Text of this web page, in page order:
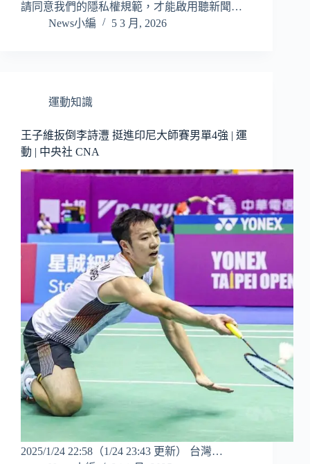
請同意我們的隱私權規範，才能啟用聽新聞…
News小編
5 3 月, 2026
運動知識
王子維扳倒李詩灃 挺進印尼大師賽男單4強 | 運
動 | 中央社 CNA
2025/1/24 22:58（1/24 23:43 更新） 台灣…